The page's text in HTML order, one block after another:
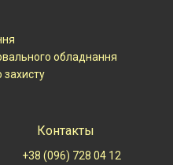
обладнання
захисту
Контакты
+38 (096) 728 04 12